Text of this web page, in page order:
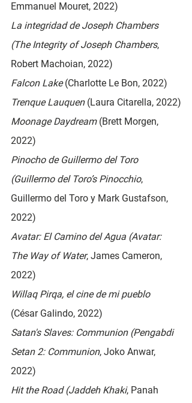
Emmanuel Mouret, 2022)
La integridad de Joseph Chambers
(The Integrity of Joseph Chambers,
Robert Machoian, 2022)
Falcon Lake (Charlotte Le Bon, 2022)
Trenque Lauquen (Laura Citarella, 2022)
Moonage Daydream (Brett Morgen,
2022)
Pinocho de Guillermo del Toro
(Guillermo del Toro’s Pinocchio,
Guillermo del Toro y Mark Gustafson,
2022)
Avatar: El Camino del Agua (Avatar:
The Way of Water, James Cameron,
2022)
Willaq Pirqa, el cine de mi pueblo
(César Galindo, 2022)
Satan's Slaves: Communion (Pengabdi
Setan 2: Communion, Joko Anwar,
2022)
Hit the Road (Jaddeh Khaki, Panah